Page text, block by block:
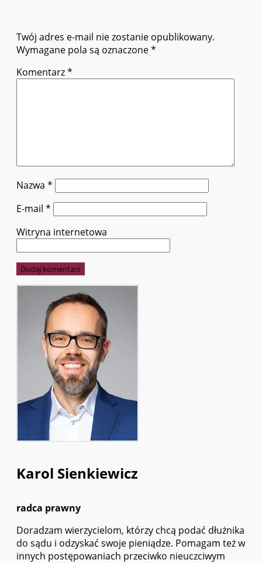
Twój adres e-mail nie zostanie opublikowany.
Wymagane pola są oznaczone*
Komentarz*
Nazwa *
E-mail *
Witryna internetowa
Karol Sienkiewicz
radca prawny
Doradzam wierzycielom, którzy chcą podać dłużnika
do sądu i odzyskać swoje pieniądze. Pomagam też w
innych postępowaniach przeciwko nieuczciwym